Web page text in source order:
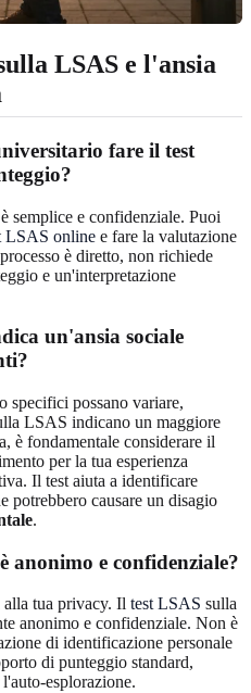
LSAS e l'ansia
fare il test
è semplice e confidenziale. Puoi
LSAS online e fare la valutazione
è diretto, non richiede
e un'interpretazione
un'ansia sociale
specifici possano variare,
LSAS indicano un maggiore
è fondamentale considerare il
per la tua esperienza
Il test aiuta a identificare
potrebbero causare un disagio
.
anonimo e confidenziale?
alla tua privacy. Il test LSAS sulla
anonimo e confidenziale. Non è
di identificazione personale
di punteggio standard,
esplorazione.